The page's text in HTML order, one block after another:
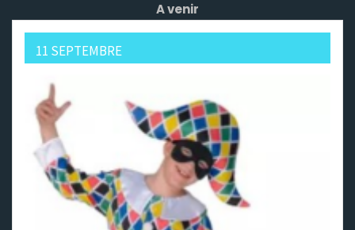
A venir
11 SEPTEMBRE